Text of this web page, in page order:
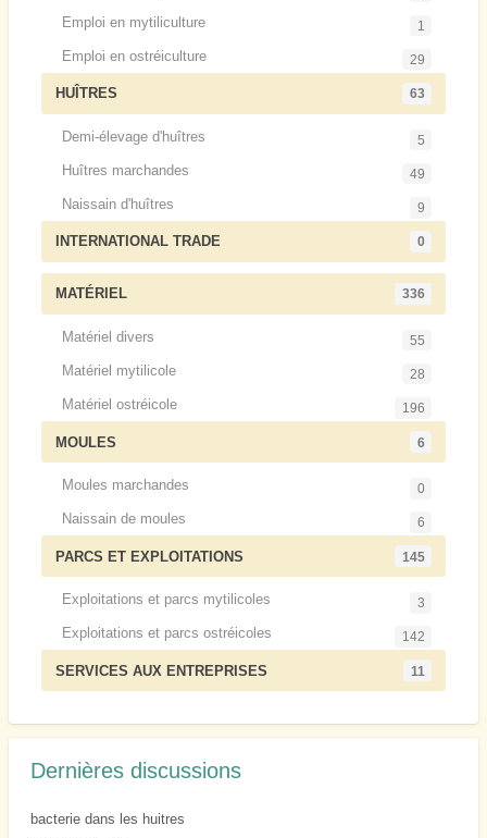
Emploi en mytiliculture 1
Emploi en ostréiculture 29
HUÎTRES 63
Demi-élevage d'huîtres 5
Huîtres marchandes 49
Naissain d'huîtres 9
INTERNATIONAL TRADE 0
MATÉRIEL 336
Matériel divers 55
Matériel mytilicole 28
Matériel ostréicole 196
MOULES 6
Moules marchandes 0
Naissain de moules 6
PARCS ET EXPLOITATIONS 145
Exploitations et parcs mytilicoles 3
Exploitations et parcs ostréicoles 142
SERVICES AUX ENTREPRISES 11
Dernières discussions
bacterie dans les huitres